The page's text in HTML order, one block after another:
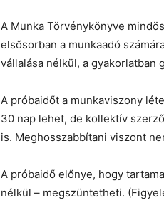
A Munka Törvénykönyve
elsősorban a munkaadó
vállalása nélkül, a gyakorlatban
A próbaidőt a munkaviszony
30 nap lehet, de kollektív
is. Meghosszabbítani viszont
A próbaidő előnye, hogy
nélkül – megszüntetheti.